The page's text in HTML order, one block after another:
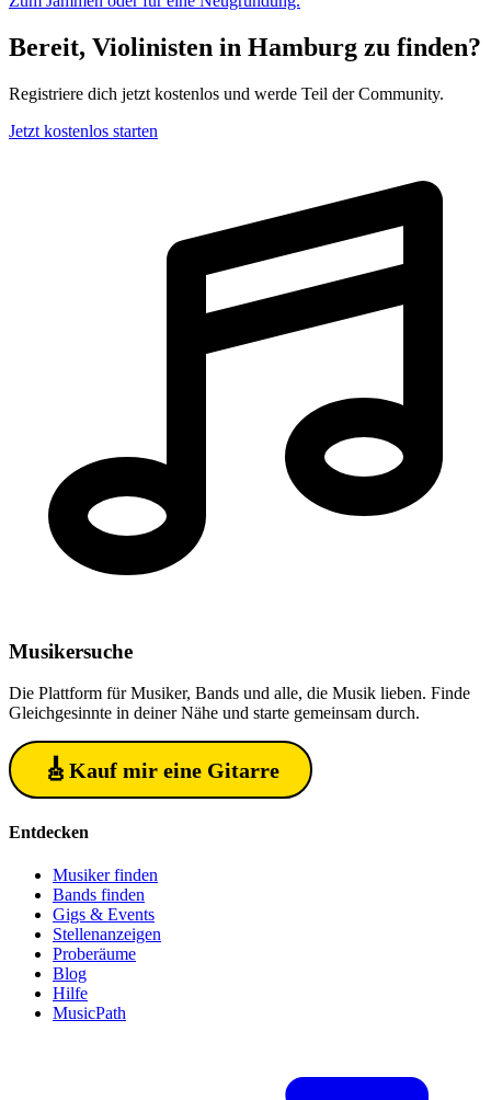
Bereit, Violinisten in Hamburg zu finden?
Registriere dich jetzt kostenlos und werde Teil der Community.
Jetzt kostenlos starten
Musikersuche
Die Plattform für Musiker, Bands und alle, die Musik lieben. Finde
Gleichgesinnte in deiner Nähe und starte gemeinsam durch.
🎸 Kauf mir eine Gitarre
Entdecken
Musiker finden
Bands finden
Gigs & Events
Stellenanzeigen
Proberäume
Blog
Hilfe
MusicPath